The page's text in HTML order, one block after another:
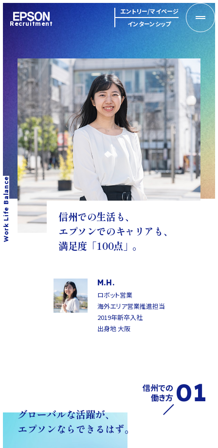
Recruitment
エントリー/マイページ
インターンシップ
Work Life Balance
信州での生活も、
エプソンでのキャリアも、
満足度「100点」。
M.H.
ロボット営業
海外エリア営業推進担当
2019年新卒入社
出身地 大阪
01
信州での
働き方
グローバルな活躍が、
エプソンならできるはず。